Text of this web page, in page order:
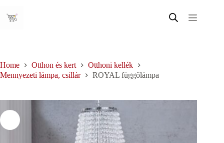
content
Home Otthon és kert
Otthoni kellék
Mennyezeti lámpa, csillár
ROYAL függőlámpa